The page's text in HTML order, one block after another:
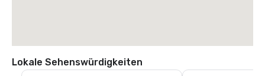
Lokale Sehenswürdigkeiten